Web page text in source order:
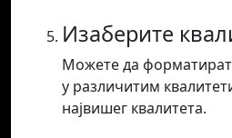
Изаберите
Можете да
у различитим
највишег квалитета.